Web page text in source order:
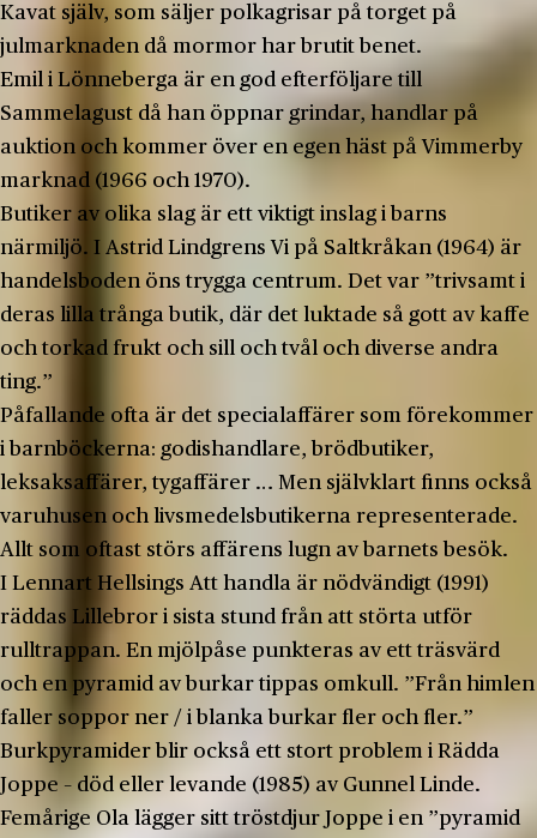
Kavat själv, som säljer polkagrisar på torget på
julmarknaden då mormor har brutit benet.
Emil i Lönneberga är en god efterföljare till
Sammelagust då han öppnar grindar, handlar på
auktion och kommer över en egen häst på Vimmerby
marknad (1966 och 1970).
Butiker av olika slag är ett viktigt inslag i barns
närmiljö. I Astrid Lindgrens Vi på Saltkråkan (1964) är
handelsboden öns trygga centrum. Det var ”trivsamt i
deras lilla trånga butik, där det luktade så gott av kaffe
och torkad frukt och sill och tvål och diverse andra
ting.”
Påfallande ofta är det specialaffärer som förekommer
i barnböckerna: godishandlare, brödbutiker,
leksaksaffärer, tygaffärer … Men självklart finns också
varuhusen och livsmedelsbutikerna representerade.
Allt som oftast störs affärens lugn av barnets besök.
I Lennart Hellsings Att handla är nödvändigt (1991)
räddas Lillebror i sista stund från att störta utför
rulltrappan. En mjölpåse punkteras av ett träsvärd
och en pyramid av burkar tippas omkull. ”Från himlen
faller soppor ner / i blanka burkar fler och fler.”
Burkpyramider blir också ett stort problem i Rädda
Joppe – död eller levande (1985) av Gunnel Linde.
Femårige Ola lägger sitt tröstdjur Joppe i en ”pyramid